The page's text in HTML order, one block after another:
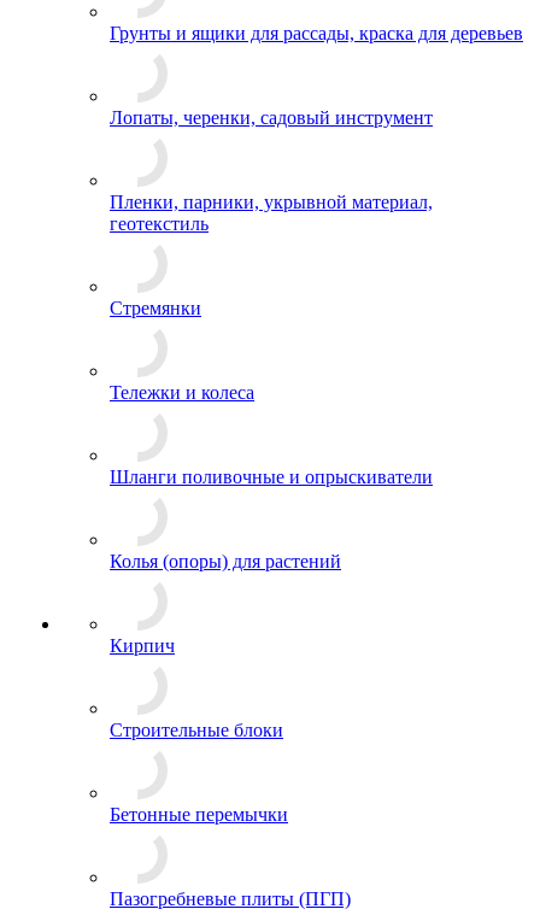
Грунты и ящики для рассады, краска для деревьев
Лопаты, черенки, садовый инструмент
Пленки, парники, укрывной материал,
геотекстиль
Стремянки
Тележки и колеса
Шланги поливочные и опрыскиватели
Колья (опоры) для растений
Кирпич
Строительные блоки
Бетонные перемычки
Пазогребневые плиты (ПГП)